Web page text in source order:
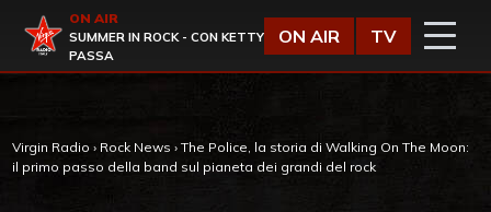
Virgin Radio
ON AIR
SUMMER IN ROCK - CON KETTY
PASSA
ON AIR TV
Virgin Radio › Rock News › The Police, la storia di Walking On The Moon:
il primo passo della band sul pianeta dei grandi del rock